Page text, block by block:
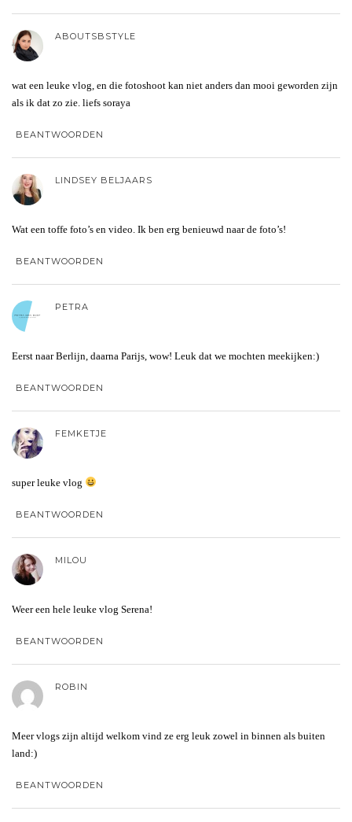
ABOUTSBSTYLE
wat een leuke vlog, en die fotoshoot kan niet anders dan mooi geworden zijn
als ik dat zo zie. liefs soraya
BEANTWOORDEN
LINDSEY BELJAARS
Wat een toffe foto’s en video. Ik ben erg benieuwd naar de foto’s!
BEANTWOORDEN
PETRA
Eerst naar Berlijn, daarna Parijs, wow! Leuk dat we mochten meekijken:)
BEANTWOORDEN
FEMKETJE
super leuke vlog
BEANTWOORDEN
MILOU
Weer een hele leuke vlog Serena!
BEANTWOORDEN
ROBIN
Meer vlogs zijn altijd welkom vind ze erg leuk zowel in binnen als buiten
land:)
BEANTWOORDEN